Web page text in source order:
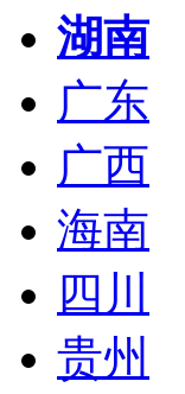
湖南
广东
广西
海南
四川
贵州